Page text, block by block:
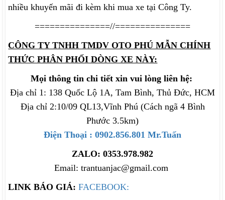
nhiều khuyến mãi đi kèm khi mua xe tại Công Ty.
===============//===============
CÔNG TY TNHH TMDV OTO PHÚ MẪN CHÍNH
THỨC PHÂN PHỐI DÒNG XE NÀY:
Mọi thông tin chi tiết xin vui lòng liên hệ:
Địa chỉ 1: 138 Quốc Lộ 1A, Tam Bình, Thủ Đức, HCM
Địa chỉ 2:10/09 QL13,Vĩnh Phú (Cách ngã 4 Bình
Phước 3.5km)
Điện Thoại : 0902.856.801 Mr.Tuấn
ZALO: 0353.978.982
Email: trantuanjac@gmail.com
LINK BÁO GIÁ: FACEBOOK: